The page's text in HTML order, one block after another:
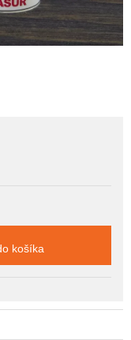
košíka